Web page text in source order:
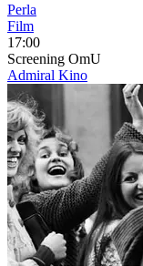
Perla
Film
17:00
Screening OmU
Admiral Kino